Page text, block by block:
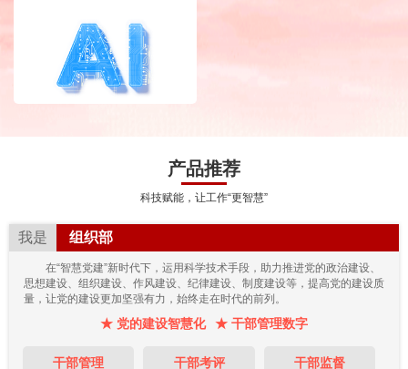
产品推荐
科技赋能，让工作“更智慧”
我是 组织部
在“智慧党建”新时代下，运用科学技术手段，助力推进党的政治建设、
思想建设、组织建设、作风建设、纪律建设、制度建设等，提高党的建设质
量，让党的建设更加坚强有力，始终走在时代的前列。
★ 党的建设智慧化 ★ 干部管理数字
干部管理
干部考评
干部监督